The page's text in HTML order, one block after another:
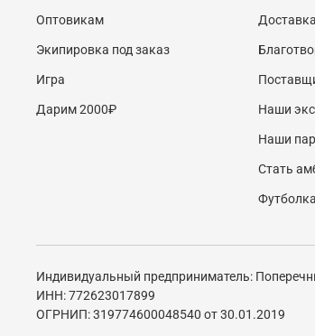
Оптовикам
Экипировка под заказ
Игра
Дарим 2000₽
Доставка
Наши
Наши
Стать
Индивидуальный предприниматель:
ИНН: 772623017899
ОГРНИП: 319774600048540 от 30.01.2019